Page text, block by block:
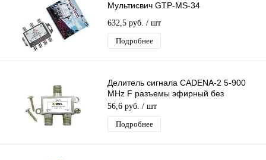
Мультисвич GTP-MS-34
632,5 руб. / шт
Подробнее
Делитель сигнала CADENA-2 5-900
MHz F разъемы эфирный без
прохода питания 1 вх 2 вых
56,6 руб. / шт
Подробнее